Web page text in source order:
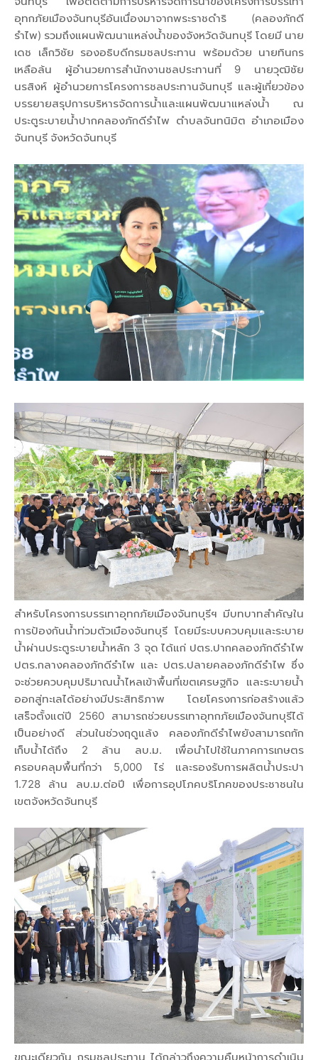
อุทกภัยเมืองจันทบุรีอันเนื่องมาจากพระราชดำริ (คลองภักดี
รำไพ) รวมถึงแผนพัฒนาแหล่งน้ำของจังหวัดจันทบุรี โดยมี นาย
เดช เล็กวิชัย รองอธิบดีกรมชลประทาน พร้อมด้วย นายทินกร
เหลือล้น ผู้อำนวยการสำนักงานชลประทานที่ 9 นายวุฒิชัย
นรสิงห์ ผู้อำนวยการโครงการชลประทานจันทบุรี และผู้เกี่ยวข้อง
บรรยายสรุปการบริหารจัดการน้ำและแผนพัฒนาแหล่งน้ำ ณ
ประตูระบายน้ำปากคลองภักดีรำไพ ตำบลจันทนิมิต อำเภอเมือง
จันทบุรี จังหวัดจันทบุรี
สำหรับโครงการบรรเทาอุทกภัยเมืองจันทบุรีฯ มีบทบาทสำคัญใน
การป้องกันน้ำท่วมตัวเมืองจันทบุรี โดยมีระบบควบคุมและระบาย
น้ำผ่านประตูระบายน้ำหลัก 3 จุด ได้แก่ ปตร.ปากคลองภักดีรำไพ
ปตร.กลางคลองภักดีรำไพ และ ปตร.ปลายคลองภักดีรำไพ ซึ่ง
จะช่วยควบคุมปริมาณน้ำไหลเข้าพื้นที่เขตเศรษฐกิจ และระบายน้ำ
ออกสู่ทะเลได้อย่างมีประสิทธิภาพ โดยโครงการก่อสร้างแล้ว
เสร็จตั้งแต่ปี 2560 สามารถช่วยบรรเทาอุทกภัยเมืองจันทบุรีได้
เป็นอย่างดี ส่วนในช่วงฤดูแล้ง คลองภักดีรำไพยังสามารถกัก
เก็บน้ำได้ถึง 2 ล้าน ลบ.ม. เพื่อนำไปใช้ในภาคการเกษตร
ครอบคลุมพื้นที่กว่า 5,000 ไร่ และรองรับการผลิตน้ำประปา
1.728 ล้าน ลบ.ม.ต่อปี เพื่อการอุปโภคบริโภคของประชาชนใน
เขตจังหวัดจันทบุรี
ขณะเดียวกัน กรมชลประทาน ได้กล่าวถึงความคืบหน้าการดำเนิน